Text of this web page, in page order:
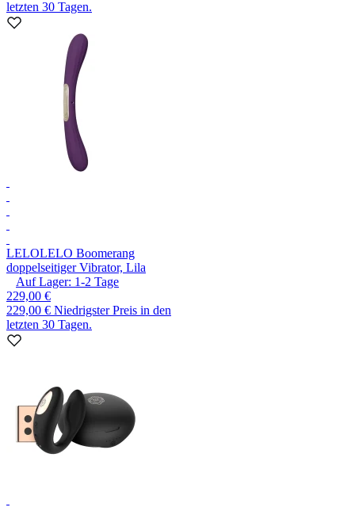
letzten 30 Tagen.
LELOLELO Boomerang
doppelseitiger Vibrator, Lila
Auf Lager: 1-2 Tage
229,00 €
229,00 € Niedrigster Preis in den
letzten 30 Tagen.